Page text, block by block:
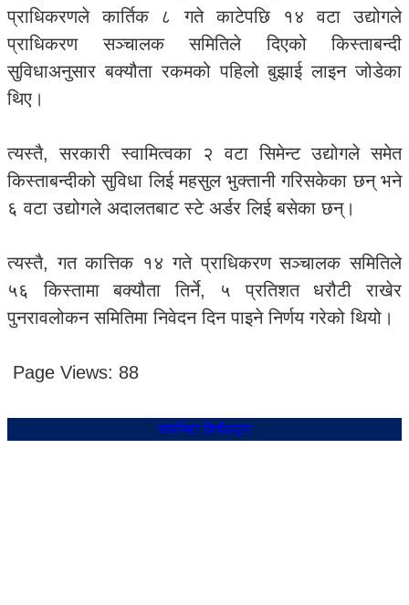
प्राधिकरणले कार्तिक ८ गते काटेपछि १४ वटा उद्योगले
प्राधिकरण सञ्चालक समितिले दिएको किस्ताबन्दी
सुविधाअनुसार बक्यौता रकमको पहिलो बुझाई लाइन जोडेका
थिए।
त्यस्तै, सरकारी स्वामित्वका २ वटा सिमेन्ट उद्योगले समेत
किस्ताबन्दीको सुविधा लिई महसुल भुक्तानी गरिसकेका छन् भने
६ वटा उद्योगले अदालतबाट स्टे अर्डर लिई बसेका छन्।
त्यस्तै, गत कात्तिक १४ गते प्राधिकरण सञ्चालक समितिले
५६ किस्तामा बक्यौता तिर्ने, ५ प्रतिशत धरौटी राखेर
पुनरावलोकन समितिमा निवेदन दिन पाइने निर्णय गरेको थियो।
Page Views: 88
संबन्धित शिर्षकहरु